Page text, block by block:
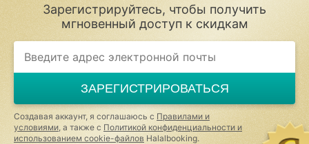
Зарегистрируйтесь, чтобы получить
мгновенный доступ к скидкам
If
you
ignore
this
field
ЗАРЕГИСТРИРОВАТЬСЯ
Создавая аккаунт, я соглашаюсь с Правилами и
условиями , а также с Политикой конфиденциальности и
использованием cookie-файлов Halalbooking.